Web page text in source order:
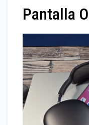
Pantalla